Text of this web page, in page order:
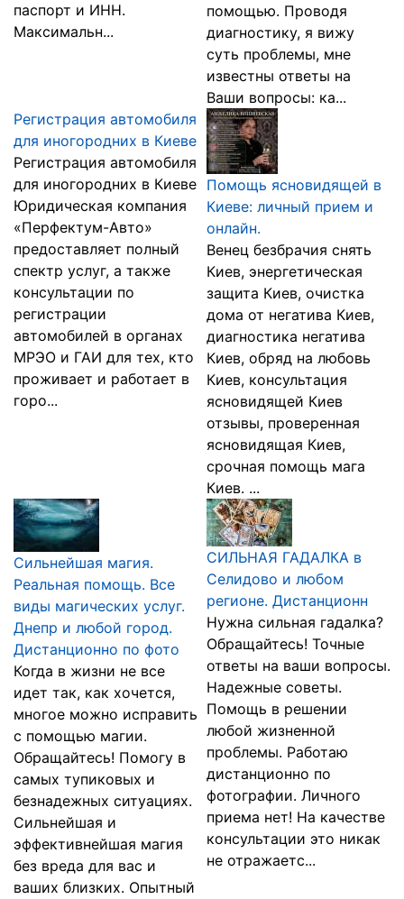
паспорт и ИНН.
Максимальн...
помощью. Проводя
диагностику, я вижу
суть проблемы, мне
известны ответы на
Ваши вопросы: ка...
Регистрация автомобиля
для иногородних в Киеве
Регистрация автомобиля
для иногородних в Киеве
Юридическая компания
«Перфектум-Авто»
предоставляет полный
спектр услуг, а также
консультации по
регистрации
автомобилей в органах
МРЭО и ГАИ для тех, кто
проживает и работает в
горо...
Помощь ясновидящей в
Киеве: личный прием и
онлайн.
Венец безбрачия снять
Киев, энергетическая
защита Киев, очистка
дома от негатива Киев,
диагностика негатива
Киев, обряд на любовь
Киев, консультация
ясновидящей Киев
отзывы, проверенная
ясновидящая Киев,
срочная помощь мага
Киев. ...
Сильнейшая магия.
Реальная помощь. Все
виды магических услуг.
Днепр и любой город.
Дистанционно по фото
Когда в жизни не все
идет так, как хочется,
многое можно исправить
с помощью магии.
Обращайтесь! Помогу в
самых тупиковых и
безнадежных ситуациях.
Сильнейшая и
эффективнейшая магия
без вреда для вас и
ваших близких. Опытный
СИЛЬНАЯ ГАДАЛКА в
Селидово и любом
регионе. Дистанционн
Нужна сильная гадалка?
Обращайтесь! Точные
ответы на ваши вопросы.
Надежные советы.
Помощь в решении
любой жизненной
проблемы. Работаю
дистанционно по
фотографии. Личного
приема нет! На качестве
консультации это никак
не отражаетс...